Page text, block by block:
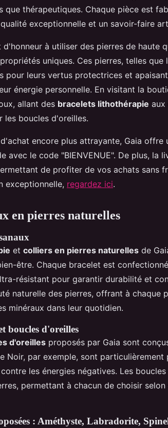
que thérapeutiques. Chaque pièce est
exceptionnelle et un savoir-faire
à utiliser des pierres de haute
uniques. Ces pierres, telles que
pour leurs vertus protectrices et
énergie personnelle. En visitant la
allant des bracelets lithothérapie aux
les boucles d'oreilles.
encore plus attrayante, Gaia offre
avec le code "BIENVENUE". De plus, la
de profiter de vos achats sans
exceptionnelle, regardez ici.
en pierres naturelles
et colliers en pierres naturelles de
être. Chaque bracelet est
résistant pour garantir durabilité et
naturelle des pierres, offrant à chaque
minéraux dans leur quotidien.
boucles d'oreilles
d'oreilles proposés par Gaia sont
Noir, par exemple, sont particulièrement
les énergies négatives. Les
permettant à chacun de choisir
: Améthyste, Labradorite,